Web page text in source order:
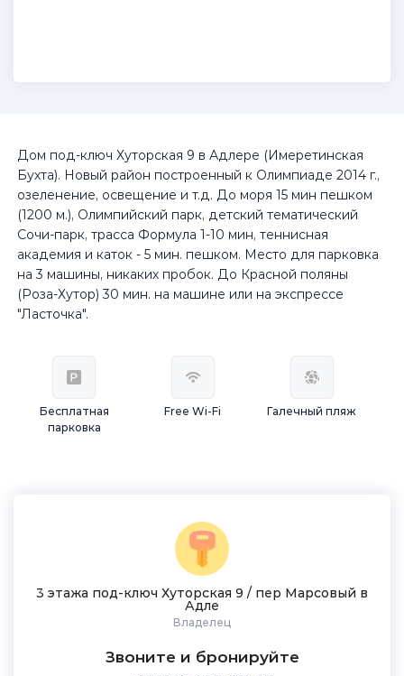
Дом под-ключ Хуторская 9 в Адлере (Имеретинская
Бухта). Новый район построенный к Олимпиаде 2014 г.,
озеленение, освещение и т.д. До моря 15 мин пешком
(1200 м.), Олимпийский парк, детский тематический
Сочи-парк, трасса Формула 1-10 мин, теннисная
академия и каток - 5 мин. пешком. Место для парковка
на 3 машины, никаких пробок. До Красной поляны
(Роза-Хутор) 30 мин. на машине или на экспрессе
"Ласточка".
Бесплатная
парковка
Free Wi-Fi Галечный пляж
3 этажа под-ключ Хуторская 9 / пер Марсовый в
Адле
Владелец
Звоните и бронируйте